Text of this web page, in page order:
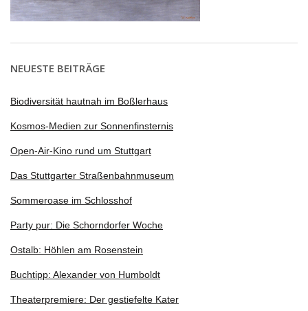
NEUESTE BEITRÄGE
Biodiversität hautnah im Boßlerhaus
Kosmos-Medien zur Sonnenfinsternis
Open-Air-Kino rund um Stuttgart
Das Stuttgarter Straßenbahnmuseum
Sommeroase im Schlosshof
Party pur: Die Schorndorfer Woche
Ostalb: Höhlen am Rosenstein
Buchtipp: Alexander von Humboldt
Theaterpremiere: Der gestiefelte Kater